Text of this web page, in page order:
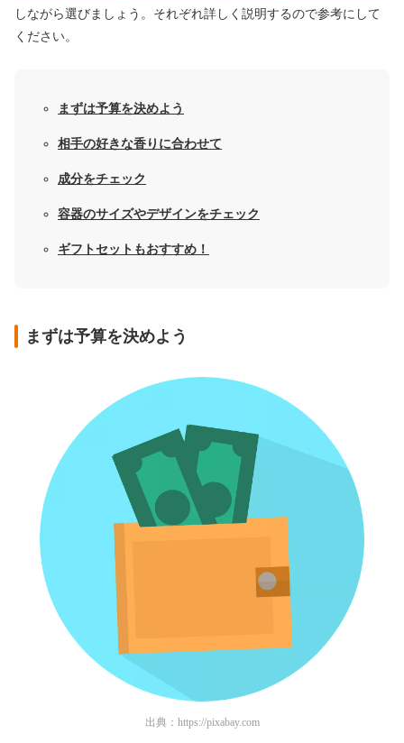
しながら選びましょう。それぞれ詳しく説明するので参考にして
ください。
まずは予算を決めよう
相手の好きな香り に合わせて
成分をチェック
容器のサイズやデザインをチェック
ギフトセットもおすすめ！
まずは予算を決めよう
出典： https://pixabay.com